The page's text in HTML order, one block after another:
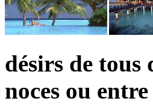
désirs de tous
noces ou